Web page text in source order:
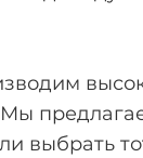
выбрать